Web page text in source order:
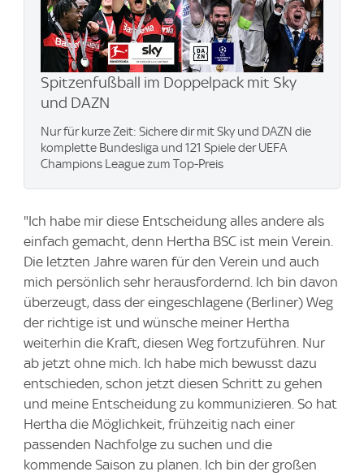
Spitzenfußball im Doppelpack mit Sky
und DAZN
Nur für kurze Zeit: Sichere dir mit Sky und DAZN die
komplette Bundesliga und 121 Spiele der UEFA
Champions League zum Top-Preis
"Ich habe mir diese Entscheidung alles andere als
einfach gemacht, denn Hertha BSC ist mein Verein.
Die letzten Jahre waren für den Verein und auch
mich persönlich sehr herausfordernd. Ich bin davon
überzeugt, dass der eingeschlagene (Berliner) Weg
der richtige ist und wünsche meiner Hertha
weiterhin die Kraft, diesen Weg fortzuführen. Nur
ab jetzt ohne mich. Ich habe mich bewusst dazu
entschieden, schon jetzt diesen Schritt zu gehen
und meine Entscheidung zu kommunizieren. So hat
Hertha die Möglichkeit, frühzeitig nach einer
passenden Nachfolge zu suchen und die
kommende Saison zu planen. Ich bin der großen